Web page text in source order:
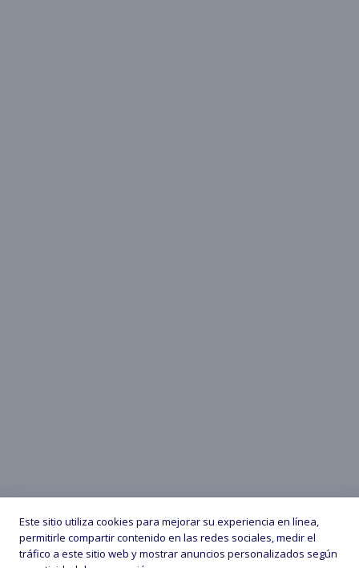
Este sitio utiliza cookies para mejorar su experiencia en línea,
permitirle compartir contenido en las redes sociales, medir el
tráfico a este sitio web y mostrar anuncios personalizados según